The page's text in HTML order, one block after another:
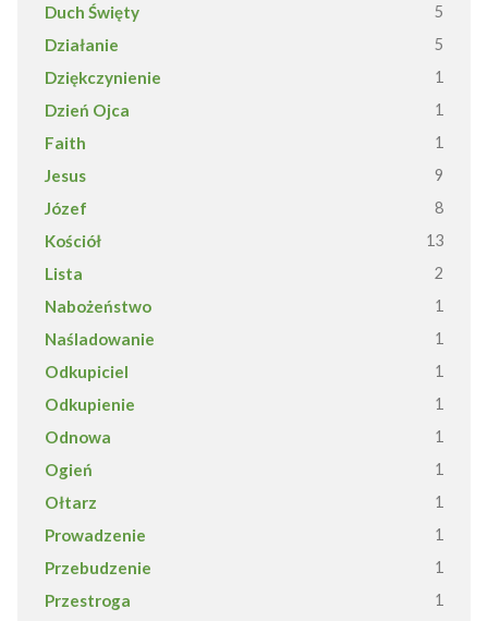
Duch Święty 5
Działanie 5
Dziękczynienie 1
Dzień Ojca 1
Faith 1
Jesus 9
Józef 8
Kościół 13
Lista 2
Nabożeństwo 1
Naśladowanie 1
Odkupiciel 1
Odkupienie 1
Odnowa 1
Ogień 1
Ołtarz 1
Prowadzenie 1
Przebudzenie 1
Przestroga 1